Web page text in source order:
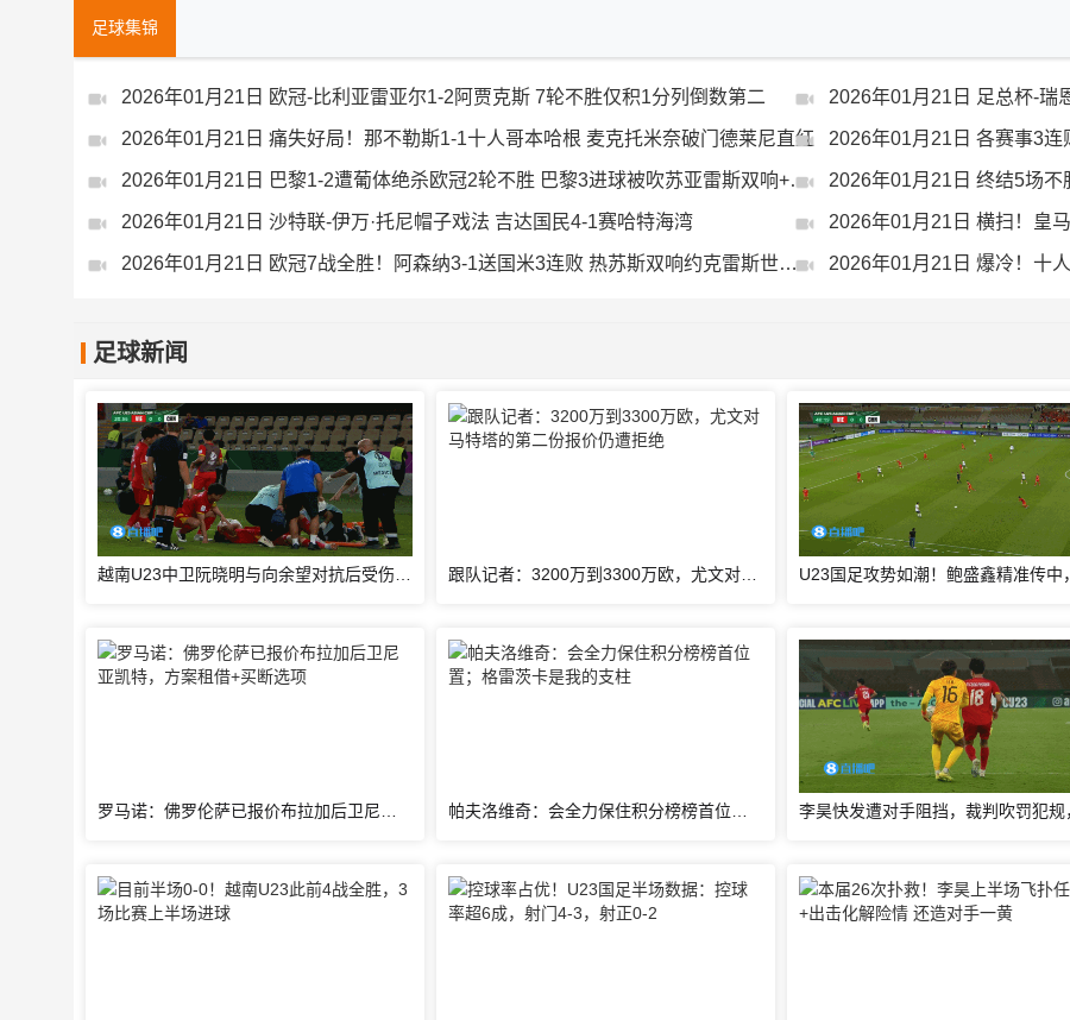
足球集锦
2026年01月21日 欧冠-比利亚雷亚尔1-2阿贾克斯 7轮不胜仅积1分列倒数第二 2026年01月21日 足总杯-瑞
2026年01月21日 痛失好局！那不勒斯1-1十人哥本哈根 麦克托米奈破门德莱尼直红 2026年01月21日 各赛事3连
2026年01月21日 巴黎1-2遭葡体绝杀欧冠2轮不胜 巴黎3进球被吹苏亚雷斯双响+绝杀
2026年01月21日 沙特联-伊万·托尼帽子戏法 吉达国民4-1赛哈特海湾
2026年01月21日 欧冠7战全胜！阿森纳3-1送国米3连败 热苏斯双响约克雷斯世界波 2026年01月21日 爆冷！十
足球新闻